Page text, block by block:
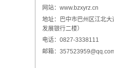
网站： www.bzxyrz.cn
地址：巴中市巴州区江北
发展银行二楼）
电话：0827-3338111
邮箱：